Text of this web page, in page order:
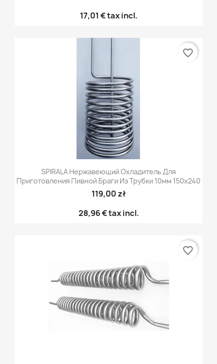
17,01 €tax incl.
SPIRALA Нержавеющий Охладитель Для
Приготовления Пивной Браги Из Трубки 10мм 150x240
119,00 zł
28,96 €tax incl.
favorite_border
favorite_border